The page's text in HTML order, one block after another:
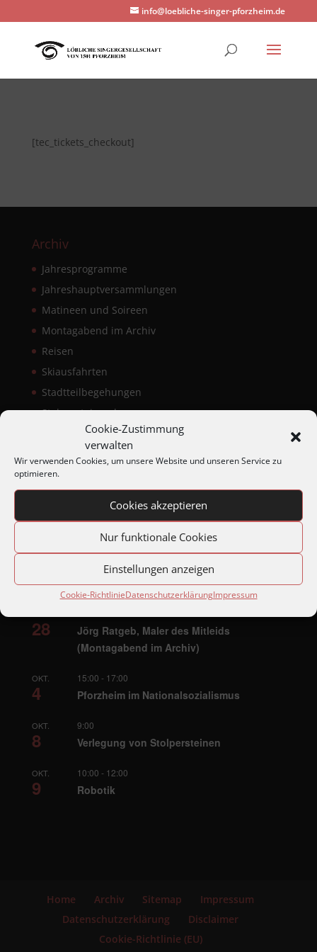
Cookie-Zustimmung
verwalten
Wir verwenden Cookies, um unsere Website und unseren Service zu
optimieren.
Cookies akzeptieren
Nur funktionale Cookies
Einstellungen anzeigen
Cookie-RichtlinieDatenschutzerklärungImpressum
info@loebliche-singer-pforzheim.de
[tec_tickets_checkout]
Archiv
Jahresprogramme
Jahreshauptversammlungen
Matineen und Soireen
Montagabend im Archiv
Reisen
Skiausfahrten
Stadtteilbegehungen
Stolpersteinverlegungen
Sonstige Beiträge
Wanderungen
Anstehende Veranstaltungen
15 Reuchlins Spätwerk
28
Jörg Ratgeb, Maler des Mitleids
(Montagabend im Archiv)
OKT.
4
15:00 - 17:00
Pforzheim im Nationalsozialismus
OKT.
8
9:00
Verlegung von Stolpersteinen
OKT.
9
10:00 - 12:00
Robotik
Home Archiv Sitemap
Impressum
Datenschutzerklärung
Disclaimer
Cookie-Richtlinie (EU)